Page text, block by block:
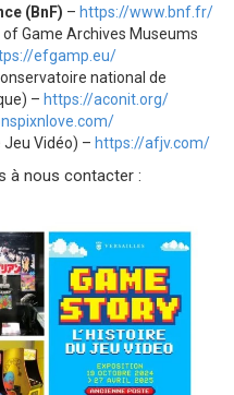
(BnF) – https://www.bnf.fr/
Game Archives Museums
efgamp.eu/
national de
– https://aconit.org/
Jeu Vidéo) – https://afjv.com/
à nous contacter :